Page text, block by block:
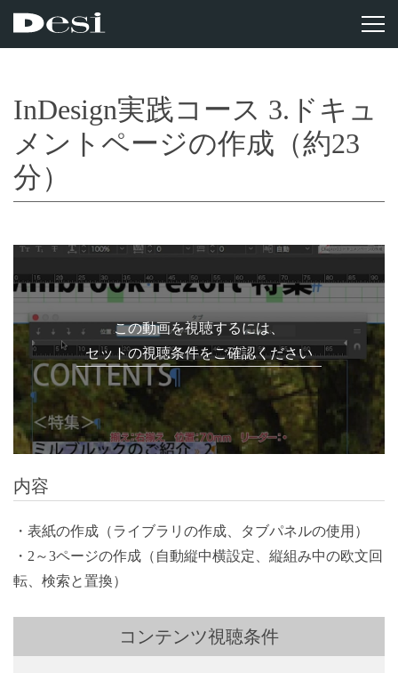
InDesign実践コース 3.ドキュ
メントページの作成（約23
分）
この動画を視聴するには、
セットの視聴条件をご確認ください
内容
・表紙の作成（ライブラリの作成、タブパネルの使用）
・2～3ページの作成（自動縦中横設定、縦組み中の欧文回
転、検索と置換）
コンテンツ視聴条件